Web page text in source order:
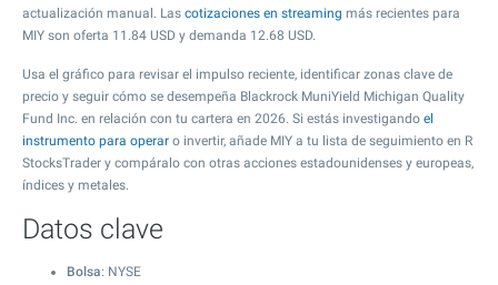
actualización manual. Las cotizaciones en streaming más recientes para
MIY son oferta 11.84 USD y demanda 12.68 USD.
Usa el gráfico para revisar el impulso reciente, identificar zonas clave de
precio y seguir cómo se desempeña Blackrock MuniYield Michigan Quality
Fund Inc. en relación con tu cartera en 2026. Si estás investigando el
instrumento para operar o invertir, añade MIY a tu lista de seguimiento en R
StocksTrader y compáralo con otras acciones estadounidenses y europeas,
índices y metales.
Datos clave
Bolsa: NYSE